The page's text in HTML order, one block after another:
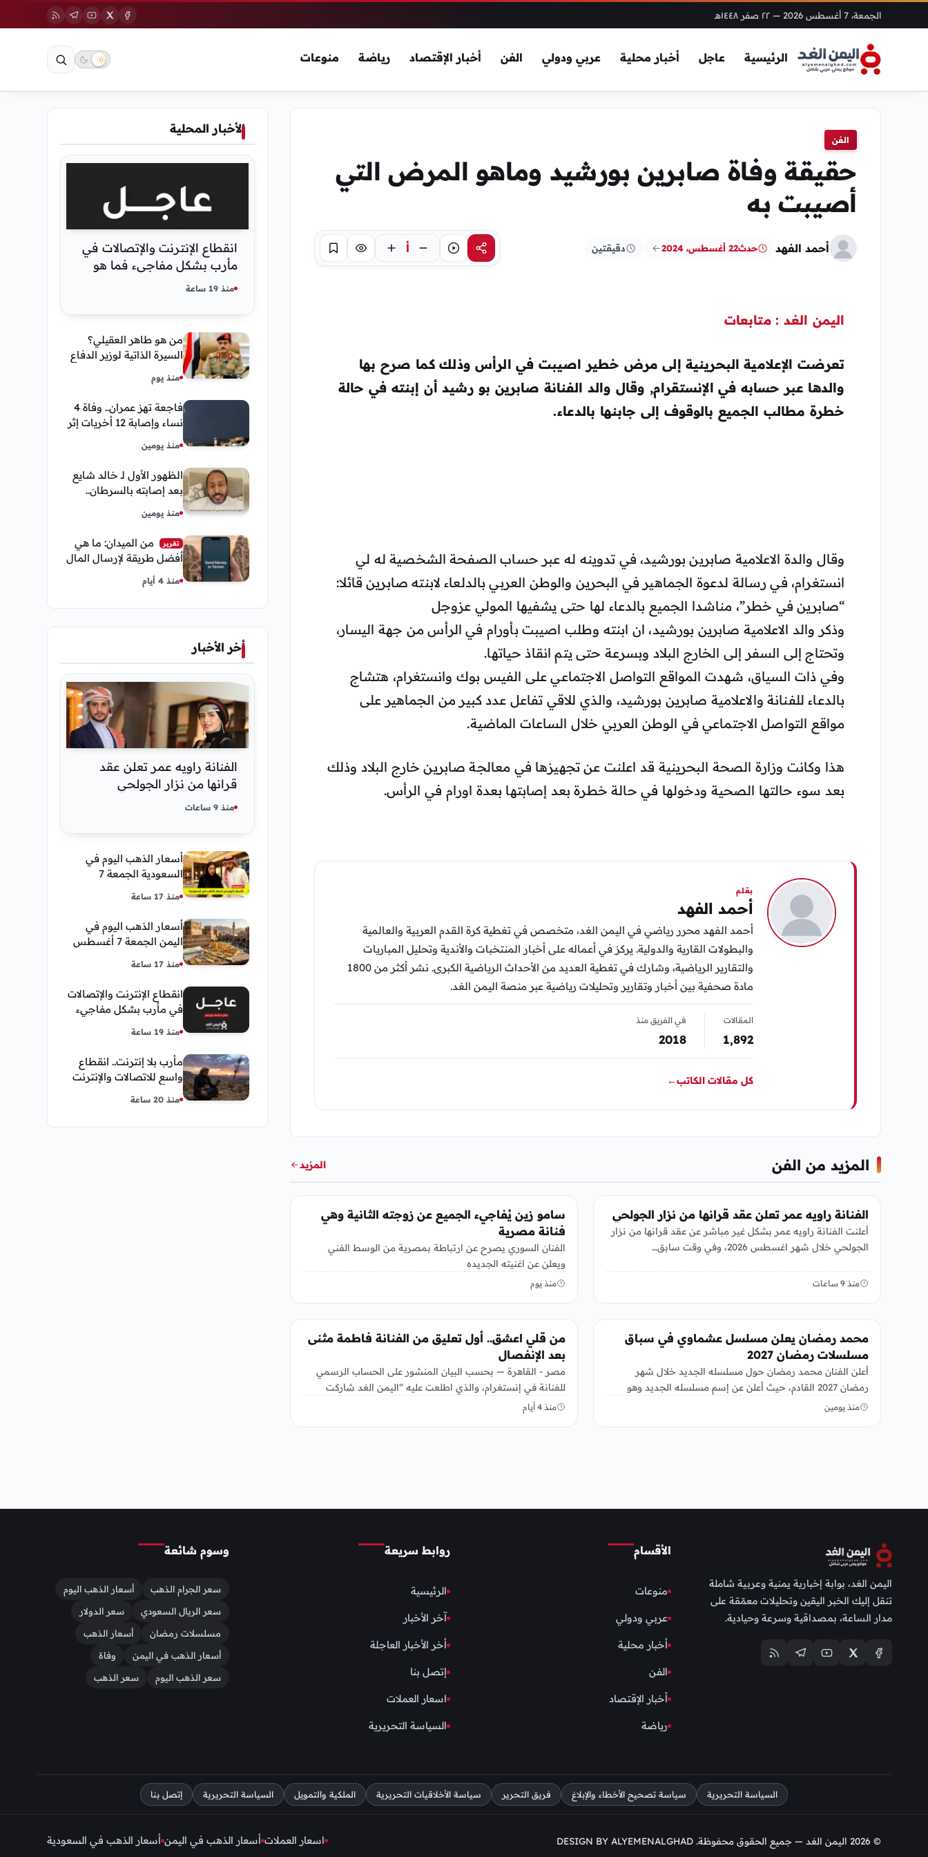
الجمعة، 7 أغسطس 2026 — ٢٢ صفر ١٤٤٨هـ
الرئيسية عاجل أخبار محلية عربي ودولي الفن أخبار الإقتصاد رياضة منوعات
الفن
حقيقة وفاة صابرين بورشيد وماهو المرض التي
أصيبت به
أحمد الفهد حدث22 أغسطس، 2024 دقيقتين مشاركةاستماع أ تركيز حفظ
اليمن الغد : متابعات
تعرضت الإعلامية البحرينية إلى مرض خطير اصيبت في الرأس وذلك كما صرح بها
والدها عبر حسابه في الإنستقرام, وقال والد الفنانة صابرين بو رشيد أن إبنته في حالة
خطرة مطالب الجميع بالوقوف إلى جابنها بالدعاء.
وقال والدة الاعلامية صابرين بورشيد، في تدوينه له عبر حساب الصفحة الشخصية له لي
انستغرام، في رسالة لدعوة الجماهير في البحرين والوطن العربي بالدلعاء لابنته صابرين قائلا:
“صابرين في خطر”، مناشدا الجميع بالدعاء لها حتى يشفيها المولي عزوجل
وذكر والد الاعلامية صابرين بورشيد، ان ابنته وطلب اصيبت بأورام في الرأس من جهة اليسار،
وتحتاج إلى السفر إلى الخارج البلاد وبسرعة حتى يتم انقاذ حياتها.
وفي ذات السياق، شهدت المواقع التواصل الاجتماعي على الفيس بوك وانستغرام، هتشاج
بالدعاء للفنانة والاعلامية صابرين بورشيد، والذي للاقي تفاعل عدد كبير من الجماهير على
مواقع التواصل الاجتماعي في الوطن العربي خلال الساعات الماضية.
هذا وكانت وزارة الصحة البحرينية قد اعلنت عن تجهيزها في معالجة صابرين خارج البلاد وذلك
بعد سوء حالتها الصحية ودخولها في حالة خطرة بعد إصابتها بعدة اورام في الرأس.
بقلم
أحمد الفهد
أحمد الفهد محرر رياضي في اليمن الغد، متخصص في تغطية كرة القدم العربية والعالمية
والبطولات القارية والدولية. يركز في أعماله على أخبار المنتخبات والأندية وتحليل المباريات
والتقارير الرياضية، وشارك في تغطية العديد من الأحداث الرياضية الكبرى. نشر أكثر من 1800
مادة صحفية بين أخبار وتقارير وتحليلات رياضية عبر منصة اليمن الغد.
المقالات
1٬892
في الفريق منذ
2018
كل مقالات الكاتب←
المزيد من الفن المزيد
الفنانة راويه عمر تعلن عقد قرانها من نزار الجولحي
أعلنت الفنانة راويه عمر بشكل غير مباشر عن عقد قرانها من نزار
الجولحي خلال شهر اغسطس 2026، وفي وقت سابق…
منذ 9 ساعات
سامو زين يُفاجيء الجميع عن زوجته الثانية وهي
فنانة مصرية
الفنان السوري يصرح عن ارتباطة بمصرية من الوسط الفني
ويعلن عن اغنيته الجديده
منذ يوم
محمد رمضان يعلن مسلسل عشماوي في سباق
مسلسلات رمضان 2027
أعلن الفنان محمد رمضان حول مسلسله الجديد خلال شهر
رمضان 2027 القادم، حيث أعلن عن إسم مسلسله الجديد وهو
“عشماوي”،…
منذ يومين
من قلي اعشق.. أول تعليق من الفنانة فاطمة مثنى
بعد الإنفصال
مصر - القاهرة — بحسب البيان المنشور على الحساب الرسمي
للفنانة في إنستغرام، والذي اطلعت عليه “اليمن الغد شاركت
الفنانة…
منذ 4 أيام
الأخبار المحلية
انقطاع الإنترنت والإتصالات في
مأرب بشكل مفاجيء فما هو
سبب ذلك
منذ 19 ساعة
من هو طاهر العقيلي؟
السيرة الذاتية لوزير الدفاع
مناصبه
منذ يوم
فاجعة تهز عمران.. وفاة 4
نساء وإصابة 12 أخريات إثر
اجتماعية
منذ يومين
الظهور الأول لـ خالد شايع
بعد إصابته بالسرطان..
رحلة العلاج
منذ يومين
تقرير
من الميدان: ما هي
أفضل طريقة لإرسال المال
إلى اليمن من السعودية
وأمريكا
منذ 4 أيام
أخر الأخبار
الفنانة راويه عمر تعلن عقد
قرانها من نزار الجولحي
منذ 9 ساعات
أسعار الذهب اليوم في
السعودية الجمعة 7
مباشر
منذ 17 ساعة
أسعار الذهب اليوم في
اليمن الجمعة 7 أغسطس
وعدن
منذ 17 ساعة
انقطاع الإنترنت والإتصالات
في مأرب بشكل مفاجيء
منذ 19 ساعة
مأرب بلا إنترنت.. انقطاع
واسع للاتصالات والإنترنت
المحافظة
منذ 20 ساعة
اليمن الغد، بوابة إخبارية يمنية وعربية شاملة
تنقل إليك الخبر اليقين وتحليلات معمّقة على
مدار الساعة، بمصداقية وسرعة وحيادية.
الأقسام
منوعات
عربي ودولي
أخبار محلية
الفن
أخبار الإقتصاد
رياضة
روابط سريعة
الرئيسية
آخر الأخبار
أخر الأخبار العاجلة
إتصل بنا
اسعار العملات
السياسة التحريرية
وسوم شائعة
سعر الجرام الذهب
أسعار الذهب اليوم
سعر الريال السعودي
سعر الدولار
مسلسلات رمضان
أسعار الذهب
أسعار الذهب في اليمن
وفاة
سعر الذهب اليوم
سعر الذهب
السياسة التحريرية سياسة تصحيح الأخطاء والإبلاغ فريق التحرير سياسة الأخلاقيات التحريرية الملكية والتمويل السياسة التحريرية إتصل بنا
© 2026 اليمن الغد — جميع الحقوق محفوظة. DESIGN BY ALYEMENALGHAD اسعار العملات أسعار الذهب في اليمن أسعار الذهب في السعودية